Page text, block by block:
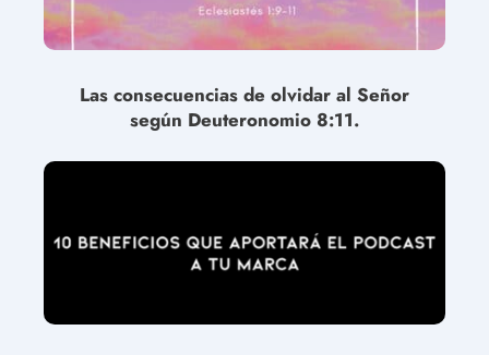
Las consecuencias de olvidar al Señor
según Deuteronomio 8:11.